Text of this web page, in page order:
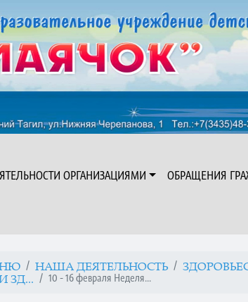
ОРГАНИЗАЦИЯМИ
ОБРАЩЕНИЯ
НАША ДЕЯТЕЛЬНОСТЬ
ЗД...
10 - 16 февраля Неделя...